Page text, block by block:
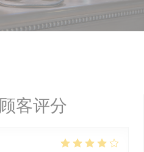
客评分